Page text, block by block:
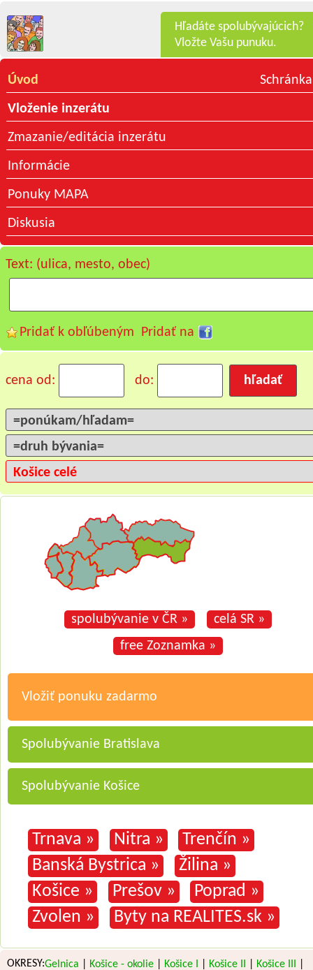
Hľadáte spolubývajúcich?
Vložte Vašu punuku.
Úvod
Vloženie inzerátu
Zmazanie/editácia inzerátu
Informácie
Ponuky MAPA
Diskusia
Text: (ulica, mesto, obec)
Pridať k obľúbeným Pridať na
cena od: do:
spolubývanie v ČR »
celá SR »
free Zoznamka »
Vložiť ponuku zadarmo
Spolubývanie Bratislava
Spolubývanie Košice
Trnava » Nitra »
Trenčín »
Banská Bystrica »
Žilina »
Košice »
Prešov »
Poprad »
Zvolen »
Byty na REALITES.sk »
OKRESY:Gelnica Košice - okolie Košice I Košice II Košice III